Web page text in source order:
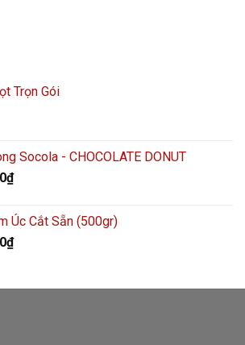
Trọn Gói
Socola - CHOCOLATE DONUT
₫
Úc Cắt Sẵn (500gr)
₫